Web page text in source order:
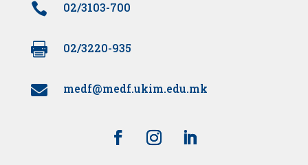
 02/3103-700
 02/3220-935
 medf@medf.ukim.edu.mk